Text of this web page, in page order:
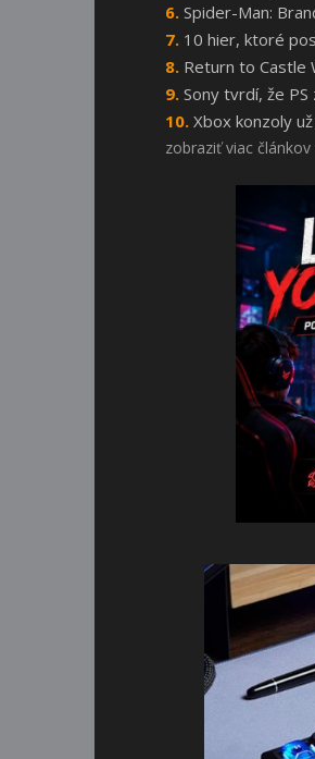
Spider-Man:
10 hier, ktoré
Return to Castle
Sony tvrdí, že
Xbox konzoly
zobraziť viac článkov